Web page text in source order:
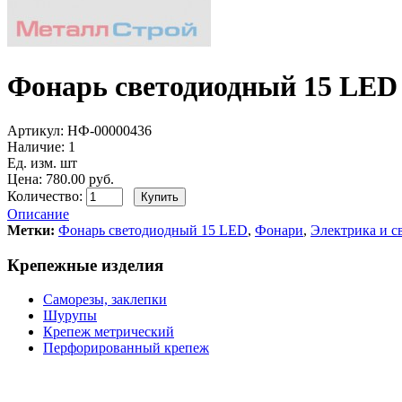
Фонарь светодиодный 15 LED
Артикул: НФ-00000436
Наличие: 1
Ед. изм. шт
Цена: 780.00 руб.
Количество:
Описание
Метки: Фонарь светодиодный 15 LED, Фонари, Электрика и
Крепежные изделия
Саморезы, заклепки
Шурупы
Крепеж метрический
Перфорированный крепеж